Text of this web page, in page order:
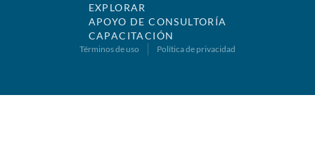
EXPLORAR
APOYO DE CONSULTORÍA
CAPACITACIÓN
Términos de uso Política de privacidad